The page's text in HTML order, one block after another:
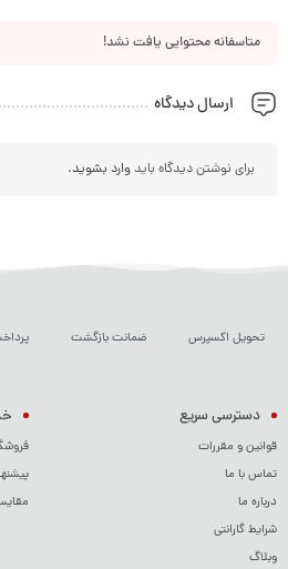
متاسفانه محتوایی یافت نشد!
ارسال دیدگاه
برای نوشتن دیدگاه بایدوارد بشوید.
تحویل اکسپرس ضمانت بازگشت
دسترسی سریع
قوانین و مقررات
تماس با ما
درباره ما
شرایط گارانتی
وبلاگ